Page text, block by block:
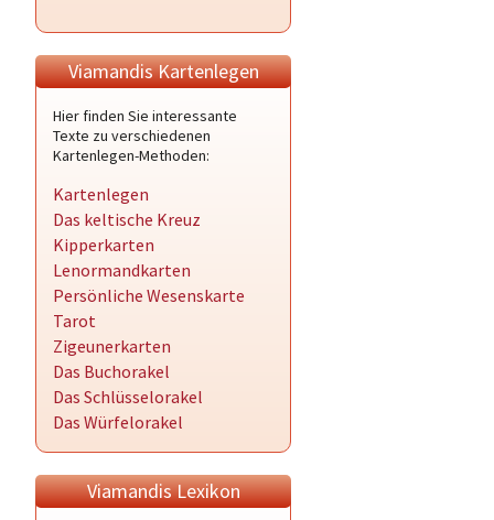
Viamandis Kartenlegen
Hier finden Sie interessante
Texte zu verschiedenen
Kartenlegen-Methoden:
Kartenlegen
Das keltische Kreuz
Kipperkarten
Lenormandkarten
Persönliche Wesenskarte
Tarot
Zigeunerkarten
Das Buchorakel
Das Schlüsselorakel
Das Würfelorakel
Viamandis Lexikon